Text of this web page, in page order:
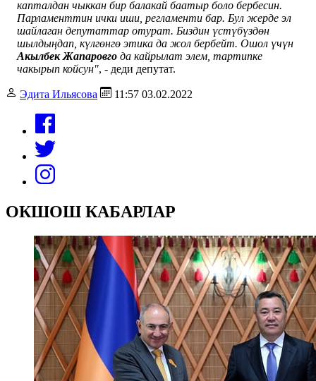
капталдан чыккан бир балакай баатыр боло бербесин.
Парламенттин ички иши, регламенти бар. Бул жерде эл
шайлаган депутаттар отурат. Биздин үстүбүздөн
шылдыңдап, күлгөнгө этика да жол бербейт. Ошол үчүн
Акылбек Жапаровго да кайрылат элем, тартипке
чакырып койсун", - деди депутат.
Эдита Ильясова 11:57 03.02.2022
ОКШОШ КАБАРЛАР